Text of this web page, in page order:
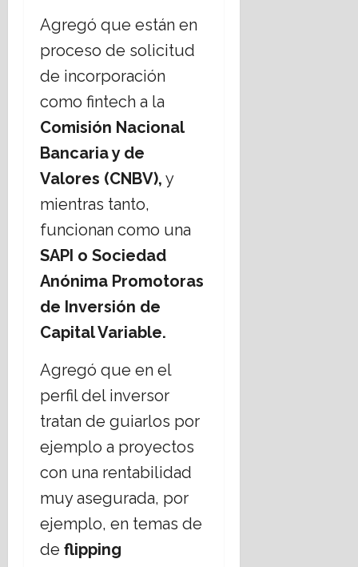
Agregó que están en
proceso de solicitud
de incorporación
como fintech a la
Comisión Nacional
Bancaria y de
Valores (CNBV), y
mientras tanto,
funcionan como una
SAPI o Sociedad
Anónima Promotoras
de Inversión de
Capital Variable.
Agregó que en el
perfil del inversor
tratan de guiarlos por
ejemplo a proyectos
con una rentabilidad
muy asegurada, por
ejemplo, en temas de
de flipping